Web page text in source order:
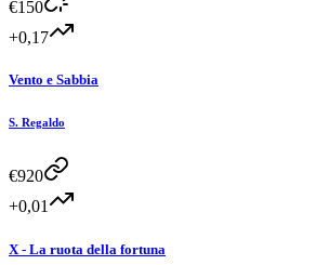
€150
+0,17
Vento e Sabbia
S. Regaldo
€920
+0,01
X - La ruota della fortuna